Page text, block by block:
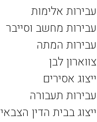
עבירות אלימות
עבירות מחשב וסייבר
עבירות המתה
צווארון לבן
ייצוג אסירים
עבירות תעבורה
ייצוג בבית הדין הצבאי